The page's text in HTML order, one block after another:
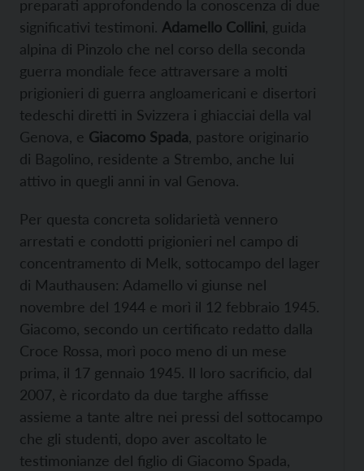
preparati approfondendo la conoscenza di due
significativi testimoni. Adamello Collini , guida
alpina di Pinzolo che nel corso della seconda
guerra mondiale fece attraversare a molti
prigionieri di guerra angloamericani e disertori
tedeschi diretti in Svizzera i ghiacciai della val
Genova, e Giacomo Spada , pastore originario
di Bagolino, residente a Strembo, anche lui
attivo in quegli anni in val Genova.
Per questa concreta solidarietà vennero
arrestati e condotti prigionieri nel campo di
concentramento di Melk, sottocampo del lager
di Mauthausen: Adamello vi giunse nel
novembre del 1944 e morì il 12 febbraio 1945.
Giacomo, secondo un certificato redatto dalla
Croce Rossa, morì poco meno di un mese
prima, il 17 gennaio 1945. Il loro sacrificio, dal
2007, è ricordato da due targhe affisse
assieme a tante altre nei pressi del sottocampo
che gli studenti, dopo aver ascoltato le
testimonianze del figlio di Giacomo Spada,